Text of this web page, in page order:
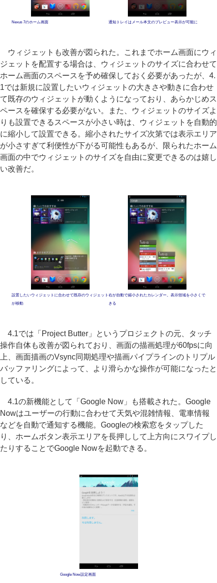
Nexus 7のホーム画面 通知トレイはメール本文のプレビュー表示が可能に
ウィジェットも改善が図られた。これまでホーム画面にウィ
ジェットを配置する場合は、ウィジェットのサイズに合わせて
ホーム画面のスペースを予め確保しておく必要があったが、4.
1では新規に設置したいウィジェットの大きさや動きに合わせ
て既存のウィジェットが動くようになっており、あらかじめス
ペースを確保する必要がない。また、ウィジェットのサイズよ
りも設置できるスペースが小さい時は、ウィジェットを自動的
に縮小して設置できる。縮小されたサイズ次第では表示エリア
が小さすぎて利便性が下がる可能性もあるが、限られたホーム
画面の中でウィジェットのサイズを自由に変更できるのは嬉し
い改善だ。
設置したいウィジェットに合わせて既存のウィジェット
が移動
右が自動で縮小されたカレンダー。表示領域を小さくで
きる
4.1では「Project Butter」というプロジェクトの元、タッチ
操作自体も改善が図られており、画面の描画処理が60fpsに向
上、画面描画のVsync同期処理や描画パイプラインのトリプル
バッファリングによって、より滑らかな操作が可能になったと
している。
4.1の新機能として「Google Now」も搭載された。Google
Nowはユーザーの行動に合わせて天気や混雑情報、電車情報
などを自動で通知する機能。Googleの検索窓をタップした
り、ホームボタン表示エリアを長押しして上方向にスワイプし
たりすることでGoogle Nowを起動できる。
Google Now設定画面